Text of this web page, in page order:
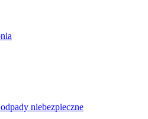
niebezpieczne